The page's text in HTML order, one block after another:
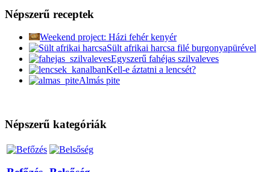
Népszerű receptek
Weekend project: Házi fehér kenyér
Sült afrikai harcsa filé burgonyapürével
Egyszerű fahéjas szilvaleves
Kell-e áztatni a lencsét?
Almás pite
Népszerű kategóriák